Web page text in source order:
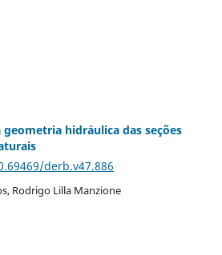
hidráulica das seções
derb.v47.886
Rodrigo Lilla Manzione